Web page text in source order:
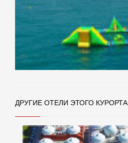
ДРУГИЕ ОТЕЛИ ЭТОГО КУРОРТА